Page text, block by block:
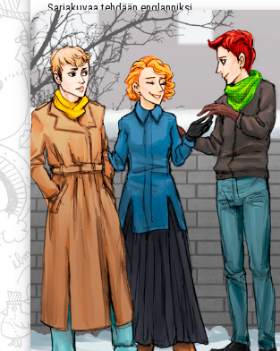
Sarjakuvaa tehdään englanniksi.
BL,englanninkielinen fantasia ,K18,päivittyy
epäsäännöllisesti,romantiikka seksi,yaoi